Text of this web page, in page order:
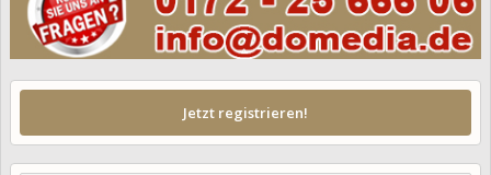
Jetzt registrieren!